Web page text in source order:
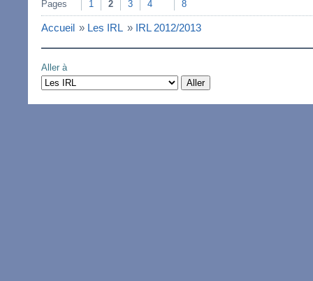
Pages 1 2 3 4 8
Accueil » Les IRL » IRL 2012/2013
Aller à